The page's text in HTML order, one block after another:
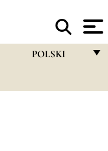
POLSKI